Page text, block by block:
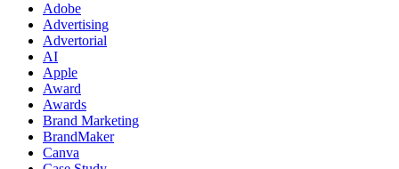
Adobe
Advertising
Advertorial
AI
Apple
Award
Awards
Brand Marketing
BrandMaker
Canva